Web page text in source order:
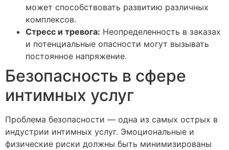
может способствовать развитию различных
комплексов.
Стресс и тревога: Неопределенность в заказах
и потенциальные опасности могут вызывать
постоянное напряжение.
Безопасность в сфере
интимных услуг
Проблема безопасности — одна из самых острых в
индустрии интимных услуг. Эмоциональные и
физические риски должны быть минимизированы